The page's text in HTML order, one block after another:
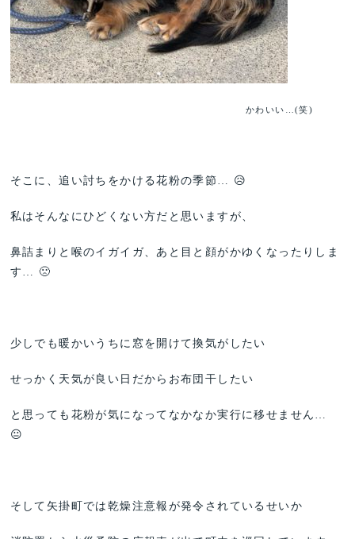
かわいい…(笑)
そこに、追い討ちをかける花粉の季節… 😥
私はそんなにひどくない方だと思いますが、
鼻詰まりと喉のイガイガ、あと目と顔がかゆくなったりしま
す… 🙁
少しでも暖かいうちに窓を開けて換気がしたい
せっかく天気が良い日だからお布団干したい
と思っても花粉が気になってなかなか実行に移せません…
😐
そして矢掛町では乾燥注意報が発令されているせいか